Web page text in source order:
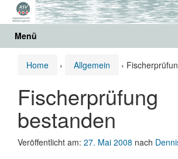
Springe
zum
Hauptmenü
Menü
Home › Allgemein ›
Fischerprüfung
bestanden
Veröffentlicht am: 27. Mai 2008 nach